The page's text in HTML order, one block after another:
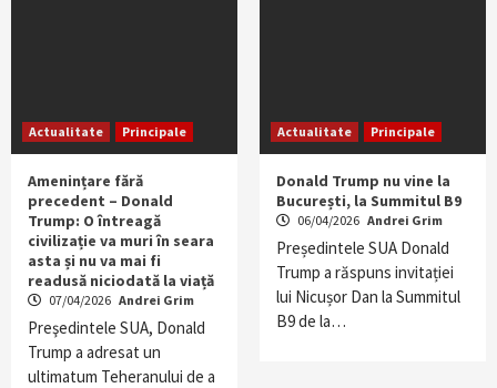
Actualitate Principale
Amenințare fără
precedent – Donald
Trump: O întreagă
civilizație va muri în seara
asta și nu va mai fi
readusă niciodată la viață
07/04/2026 Andrei Grim
Preşedintele SUA, Donald
Trump a adresat un
ultimatum Teheranului de a
Actualitate Principale
Donald Trump nu vine la
București, la Summitul B9
06/04/2026 Andrei Grim
Președintele SUA Donald
Trump a răspuns invitației
lui Nicușor Dan la Summitul
B9 de la…